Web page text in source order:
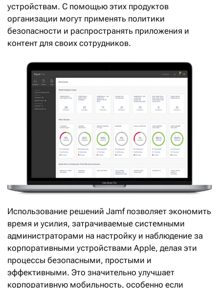
устройствам. С помощью этих продуктов
организации могут применять политики
безопасности и распространять приложения и
контент для своих сотрудников.
Использование решений Jamf позволяет экономить
время и усилия, затрачиваемые системными
администраторами на настройку и наблюдение за
корпоративными устройствами Apple, делая эти
процессы безопасными, простыми и
эффективными. Это значительно улучшает
корпоративную мобильность, особенно если